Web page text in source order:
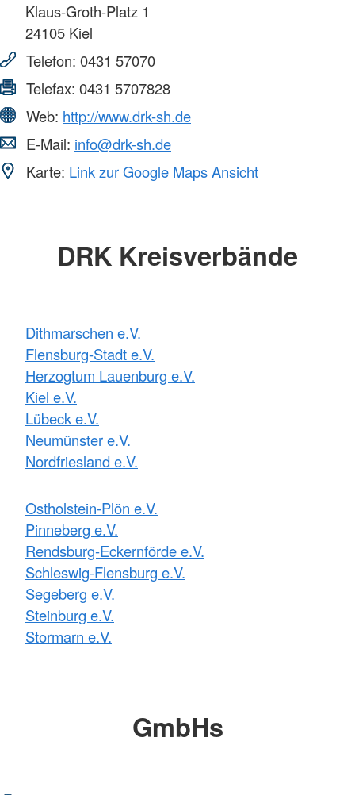
Klaus-Groth-Platz 1
24105 Kiel
Telefon: 0431 57070
Telefax: 0431 5707828
Web: http://www.drk-sh.de
E-Mail: info@drk-sh.de
Karte: Link zur Google Maps Ansicht
DRK Kreisverbände
Dithmarschen e.V.
Flensburg-Stadt e.V.
Herzogtum Lauenburg e.V.
Kiel e.V.
Lübeck e.V.
Neumünster e.V.
Nordfriesland e.V.
Ostholstein-Plön e.V.
Pinneberg e.V.
Rendsburg-Eckernförde e.V.
Schleswig-Flensburg e.V.
Segeberg e.V.
Steinburg e.V.
Stormarn e.V.
GmbHs